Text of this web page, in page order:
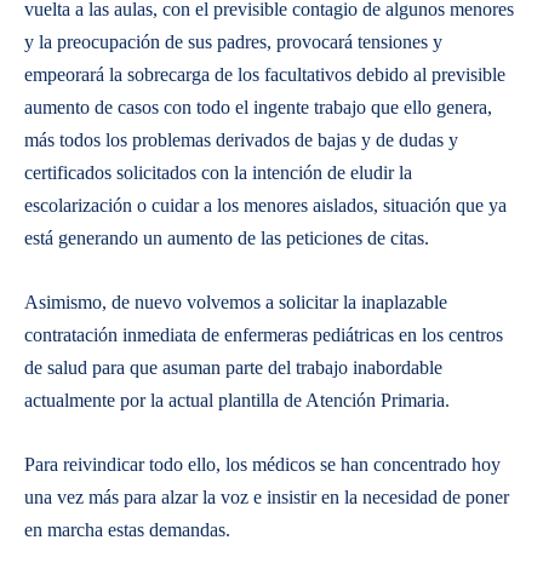
vuelta a las aulas, con el previsible contagio de algunos menores
y la preocupación de sus padres, provocará tensiones y
empeorará la sobrecarga de los facultativos debido al previsible
aumento de casos con todo el ingente trabajo que ello genera,
más todos los problemas derivados de bajas y de dudas y
certificados solicitados con la intención de eludir la
escolarización o cuidar a los menores aislados, situación que ya
está generando un aumento de las peticiones de citas.
Asimismo, de nuevo volvemos a solicitar la inaplazable
contratación inmediata de enfermeras pediátricas en los centros
de salud para que asuman parte del trabajo inabordable
actualmente por la actual plantilla de Atención Primaria.
Para reivindicar todo ello, los médicos se han concentrado hoy
una vez más para alzar la voz e insistir en la necesidad de poner
en marcha estas demandas.